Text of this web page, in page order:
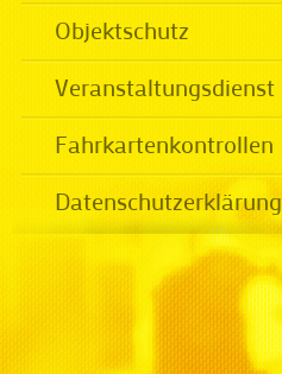
Objektschutz
Veranstaltungsdienst
Fahrkartenkontrollen
Datenschutzerklärung